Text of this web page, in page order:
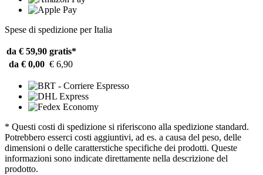
Spese di spedizione per Italia
da € 59,90 gratis*
da € 0,00 € 6,90
* Questi costi di spedizione si riferiscono alla spedizione standard.
Potrebbero esserci costi aggiuntivi, ad es. a causa del peso, delle
dimensioni o delle caratterstiche specifiche dei prodotti. Queste
informazioni sono indicate direttamente nella descrizione del
prodotto.